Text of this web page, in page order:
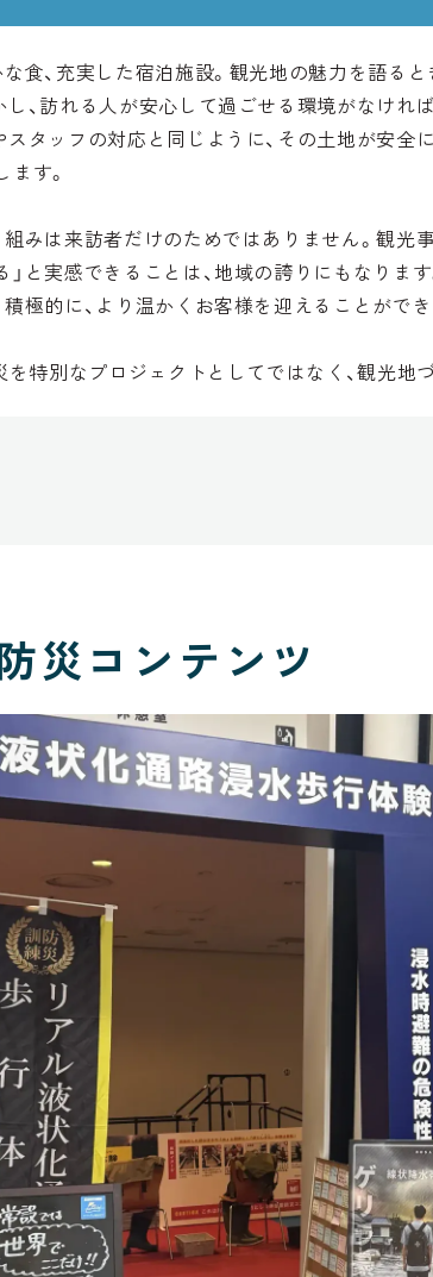
な食、充実した宿泊施設。観光地の魅力を語る
し、訪れる人が安心して過ごせる環境がなけれ
スタッフの対応と同じように、その土地が安全
す。
組みは来訪者だけのためではありません。観光
」と実感できることは、地域の誇りにもなりま
積極的に、より温かくお客様を迎えることができ
を特別なプロジェクトとしてではなく、観光地
災コンテンツ